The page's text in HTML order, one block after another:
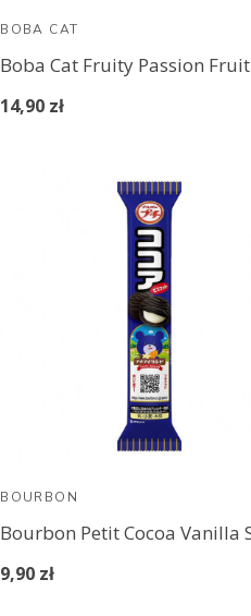
BOBA CAT
14,90 zł
BOURBON
9,90 zł